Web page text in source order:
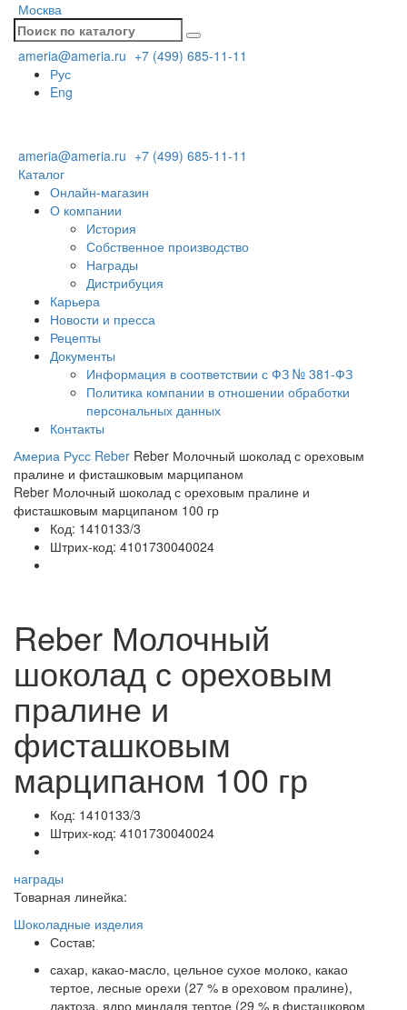
Москва
ameria@ameria.ru +7 (499) 685-11-11
Рус
Eng
ameria@ameria.ru +7 (499) 685-11-11
Каталог
Онлайн-магазин
О компании
История
Собственное производство
Награды
Дистрибуция
Карьера
Новости и пресса
Рецепты
Документы
Информация в соответствии с ФЗ № 381-ФЗ
Политика компании в отношении обработки
персональных данных
Контакты
Америа Русс Reber Reber Молочный шоколад с ореховым
пралине и фисташковым марципаном
Reber Молочный шоколад с ореховым пралине и
фисташковым марципаном 100 гр
Код: 1410133/3
Штрих-код: 4101730040024
Reber Молочный
шоколад с ореховым
пралине и
фисташковым
марципаном 100 гр
Код: 1410133/3
Штрих-код: 4101730040024
награды
Товарная линейка:
Шоколадные изделия
Состав:
сахар, какао-масло, цельное сухое молоко, какао
тертое, лесные орехи (27 % в ореховом пралине),
лактоза, ядро миндаля тертое (29 % в фисташковом